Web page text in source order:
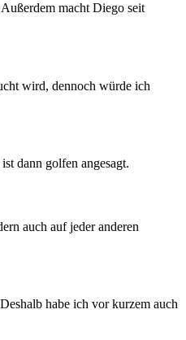
macht Diego seit
wird, dennoch würde ich
dann golfen angesagt.
auch auf jeder anderen
habe ich vor kurzem auch